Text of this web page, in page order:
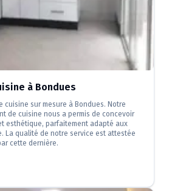
à Bondues
cuisine sur mesure à Bondues. Notre
de cuisine nous a permis de concevoir
esthétique, parfaitement adapté aux
La qualité de notre service est attestée
cette dernière.